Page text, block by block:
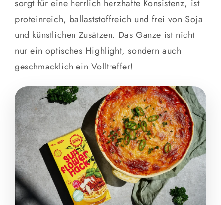
sorgt für eine herrlich herzhafte Konsistenz, ist
proteinreich, ballaststoffreich und frei von Soja
und künstlichen Zusätzen. Das Ganze ist nicht
nur ein optisches Highlight, sondern auch
geschmacklich ein Volltreffer!